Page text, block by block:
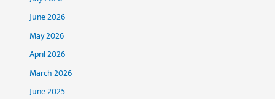
June 2026
May 2026
April 2026
March 2026
June 2025